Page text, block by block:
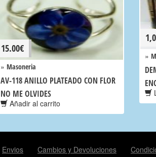
»
15.00€
» Masoneria
AV-118 ANILLO PLATEADO CON FLOR
NO ME OLVIDES
Añadir al carrito
Envios Cambios y Devoluciones